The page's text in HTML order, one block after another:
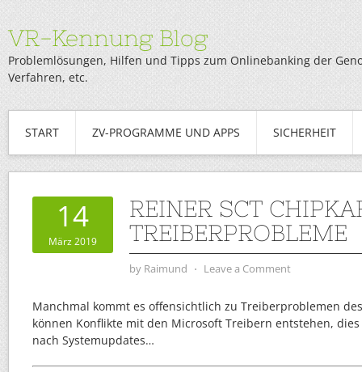
VR-Kennung Blog
Problemlösungen, Hilfen und Tipps zum Onlinebanking der
Verfahren, etc.
START ZV-PROGRAMME UND APPS SICHERHEIT
14
März 2019
REINER SCT
TREIBERPROBLEME
by Raimund ⋅ Leave a Comment
Manchmal kommt es offensichtlich zu Treiberproblemen
können Konflikte mit den Microsoft Treibern entstehen,
nach Systemupdates…